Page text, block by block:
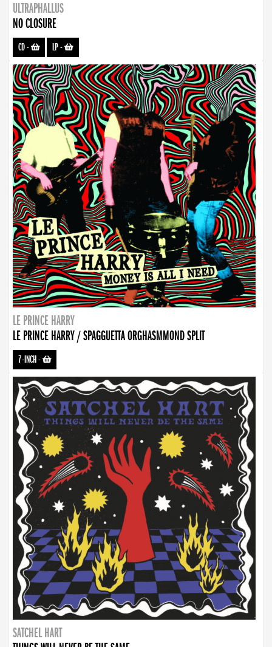
ULTRAPHALLUS
NO CLOSURE
CD- LP-
LE PRINCE HARRY
LE PRINCE HARRY / SPAGGUETTA ORGHASMMOND SPLIT
7-INCH-
SATCHEL HART